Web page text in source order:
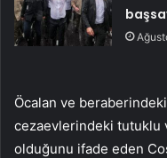
Öcalan ve
cezaevlerindeki tutuklu
olduğunu ifade eden